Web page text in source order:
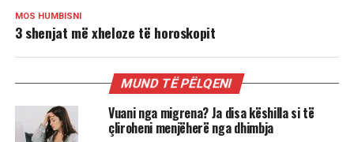
MOS HUMBISNI
3 shenjat më xheloze të horoskopit
MUND TË PËLQENI
Vuani nga migrena? Ja disa këshilla si të
çliroheni menjëherë nga dhimbja